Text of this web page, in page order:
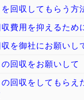
回収してもらう方
費用を抑えるため
を御社にお願いし
回収をお願いして
回収をしてもらえ